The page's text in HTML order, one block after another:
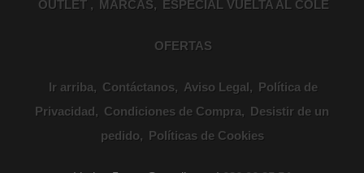
OUTLET
MARCAS ESPECIAL VUELTA AL COLE
OFERTAS
Ir arriba Contáctanos Aviso Legal
Política de
Privacidad
Condiciones de Compra
Desistir de un
pedido
Políticas de Cookies